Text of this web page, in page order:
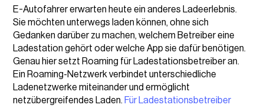
E-Autofahrer erwarten heute ein anderes Ladeerlebnis.
Sie möchten unterwegs laden können, ohne sich
Gedanken darüber zu machen, welchem Betreiber eine
Ladestation gehört oder welche App sie dafür benötigen.
Genau hier setzt Roaming für Ladestationsbetreiber an.
Ein Roaming-Netzwerk verbindet unterschiedliche
Ladenetzwerke miteinander und ermöglicht
netzübergreifendes Laden. Für Ladestationsbetreiber